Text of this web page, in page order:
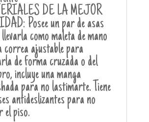
DE LA MEJOR
Posee un par de asas
como maleta de mano
correa ajustable para
de forma cruzada o del
incluye una manga
para no lastimarte. Tiene
antideslizantes para no
el piso.